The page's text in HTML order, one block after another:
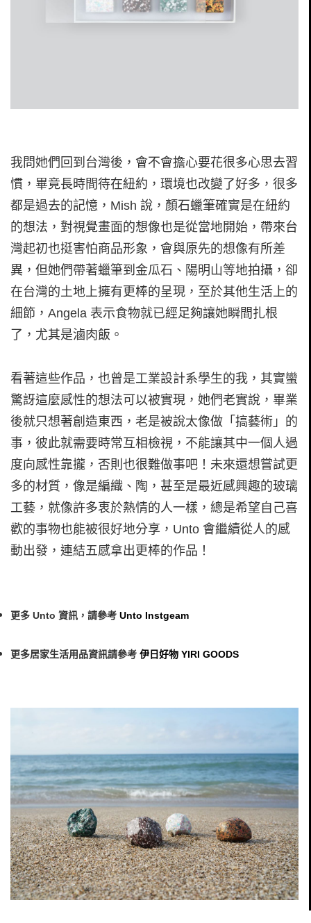
我問她們回到台灣後，會不會擔心要花很多心思去習
慣，畢竟長時間待在紐約，環境也改變了好多，很多
都是過去的記憶，Mish 說，顏石蠟筆確實是在紐約
的想法，對視覺畫面的想像也是從當地開始，帶來台
灣起初也挺害怕商品形象，會與原先的想像有所差
異，但她們帶著蠟筆到金瓜石、陽明山等地拍攝，卻
在台灣的土地上擁有更棒的呈現，至於其他生活上的
細節，Angela 表示食物就已經足夠讓她瞬間扎根
了，尤其是滷肉飯。
看著這些作品，也曾是工業設計系學生的我，其實蠻
驚訝這麼感性的想法可以被實現，她們老實說，畢業
後就只想著創造東西，老是被說太像做「搞藝術」的
事，彼此就需要時常互相檢視，不能讓其中一個人過
度向感性靠攏，否則也很難做事吧！未來還想嘗試更
多的材質，像是編織、陶，甚至是最近感興趣的玻璃
工藝，就像許多衷於熱情的人一樣，總是希望自己喜
歡的事物也能被很好地分享，Unto 會繼續從人的感
動出發，連結五感拿出更棒的作品！
更多 Unto 資訊，請參考 Unto Instgeam
更多居家生活用品資訊請參考 伊日好物 YIRI GOODS